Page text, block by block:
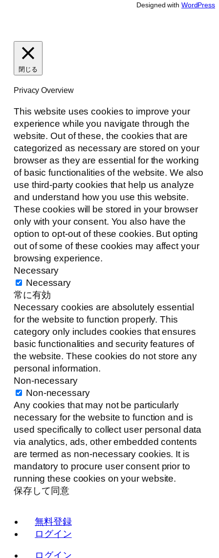
Designed with WordPress
閉じる
Privacy Overview
This website uses cookies to improve your
experience while you navigate through the
website. Out of these, the cookies that are
categorized as necessary are stored on your
browser as they are essential for the working
of basic functionalities of the website. We also
use third-party cookies that help us analyze
and understand how you use this website.
These cookies will be stored in your browser
only with your consent. You also have the
option to opt-out of these cookies. But opting
out of some of these cookies may affect your
browsing experience.
Necessary
Necessary
常に有効
Necessary cookies are absolutely essential
for the website to function properly. This
category only includes cookies that ensures
basic functionalities and security features of
the website. These cookies do not store any
personal information.
Non-necessary
Non-necessary
Any cookies that may not be particularly
necessary for the website to function and is
used specifically to collect user personal data
via analytics, ads, other embedded contents
are termed as non-necessary cookies. It is
mandatory to procure user consent prior to
running these cookies on your website.
保存して同意
無料登録
ログイン
ログイン